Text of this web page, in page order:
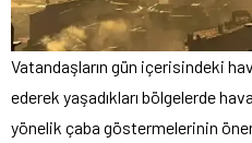
Vatandaşların gün içerisindeki
ederek yaşadıkları bölgelerde
yönelik çaba göstermelerinin